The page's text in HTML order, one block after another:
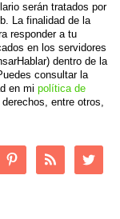
serán tratados por
La finalidad de la
responder a tu
en los servidores
dentro de la
consultar la
en mi política de
entre otros,